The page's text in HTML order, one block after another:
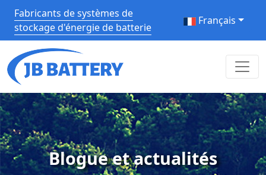
Fabricants de systèmes de
stockage d'énergie de batterie
Français
Blogue et actualités